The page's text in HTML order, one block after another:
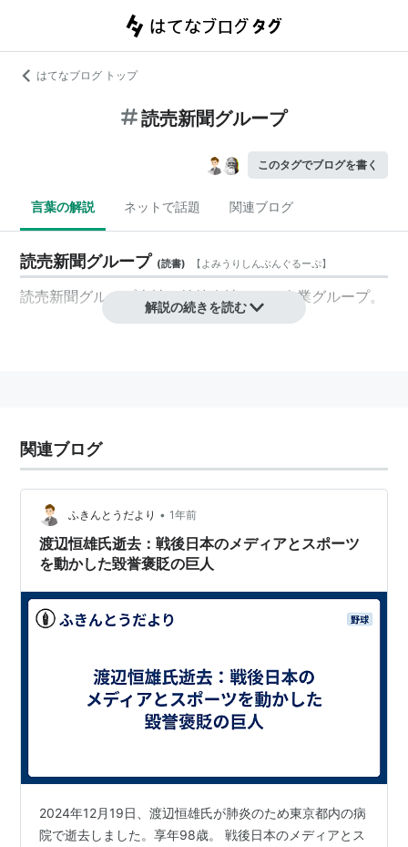
はてなブログ トップ
読売新聞グループ
このタグでブログを書く
言葉の解説 ネットで話題 関連ブログ
読売新聞グループ (読書) 【よみうりしんぶんぐるーぷ】
読売新聞グループ本社を持株会社とする企業グループ。
解説の続きを読む
関連ブログ
ふきんとうだより • 1年前
渡辺恒雄氏逝去：戦後日本のメディアとスポーツ
を動かした毀誉褒貶の巨人
2024年12月19日、渡辺恒雄氏が肺炎のため東京都内の病
院で逝去しました。享年98歳。 戦後日本のメディアとス